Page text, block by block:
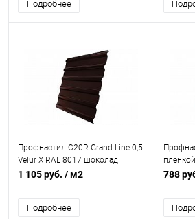
Подробнее
Профнастил С20R Grand Line 0,5
Velur X RAL 8017 шоколад
1 105 руб. / м2
Подробнее
788